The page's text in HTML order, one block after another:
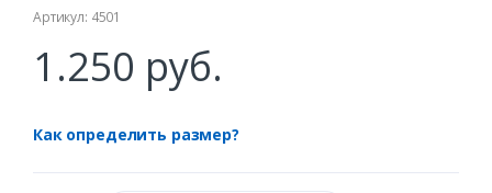
Артикул: 4501
1.250 руб.
Как определить размер?